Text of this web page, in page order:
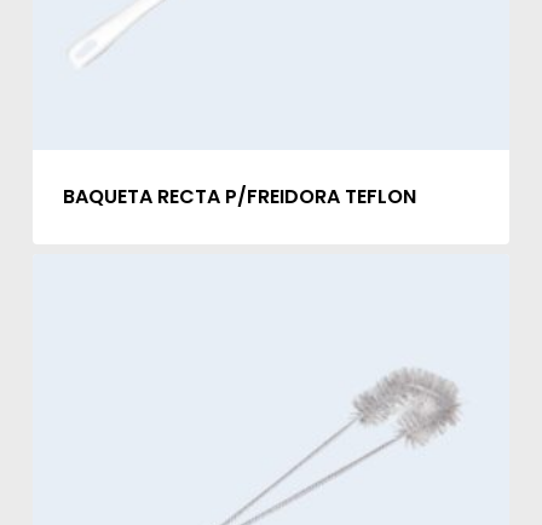
BAQUETA RECTA P/FREIDORA TEFLON